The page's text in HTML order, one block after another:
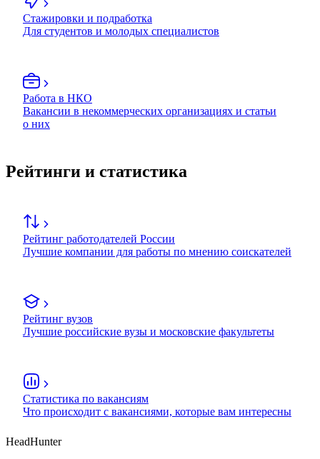
Стажировки и подработка
Для студентов и молодых специалистов
Работа в НКО
Вакансии в некоммерческих организациях и статьи
о них
Рейтинги и статистика
Рейтинг работодателей России
Лучшие компании для работы по мнению соискателей
Рейтинг вузов
Лучшие российские вузы и московские факультеты
Статистика по вакансиям
Что происходит с вакансиями, которые вам интересны
HeadHunter